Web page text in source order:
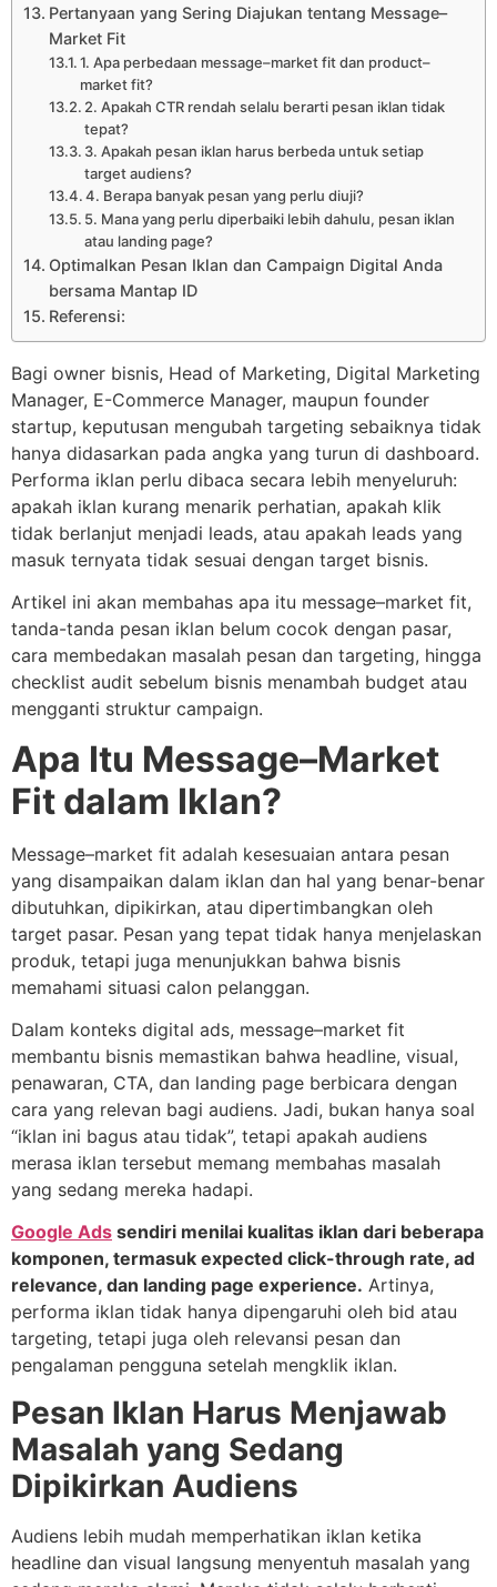
Pertanyaan yang Sering Diajukan tentang Message–
Market Fit
1. Apa perbedaan message–market fit dan product–
market fit?
2. Apakah CTR rendah selalu berarti pesan iklan tidak
tepat?
3. Apakah pesan iklan harus berbeda untuk setiap
target audiens?
4. Berapa banyak pesan yang perlu diuji?
5. Mana yang perlu diperbaiki lebih dahulu, pesan iklan
atau landing page?
Optimalkan Pesan Iklan dan Campaign Digital Anda
bersama Mantap ID
Referensi:
Bagi owner bisnis, Head of Marketing, Digital Marketing
Manager, E-Commerce Manager, maupun founder
startup, keputusan mengubah targeting sebaiknya tidak
hanya didasarkan pada angka yang turun di dashboard.
Performa iklan perlu dibaca secara lebih menyeluruh:
apakah iklan kurang menarik perhatian, apakah klik
tidak berlanjut menjadi leads, atau apakah leads yang
masuk ternyata tidak sesuai dengan target bisnis.
Artikel ini akan membahas apa itu message–market fit,
tanda-tanda pesan iklan belum cocok dengan pasar,
cara membedakan masalah pesan dan targeting, hingga
checklist audit sebelum bisnis menambah budget atau
mengganti struktur campaign.
Apa Itu Message–Market
Fit dalam Iklan?
Message–market fit adalah kesesuaian antara pesan
yang disampaikan dalam iklan dan hal yang benar-benar
dibutuhkan, dipikirkan, atau dipertimbangkan oleh
target pasar. Pesan yang tepat tidak hanya menjelaskan
produk, tetapi juga menunjukkan bahwa bisnis
memahami situasi calon pelanggan.
Dalam konteks digital ads, message–market fit
membantu bisnis memastikan bahwa headline, visual,
penawaran, CTA, dan landing page berbicara dengan
cara yang relevan bagi audiens. Jadi, bukan hanya soal
“iklan ini bagus atau tidak”, tetapi apakah audiens
merasa iklan tersebut memang membahas masalah
yang sedang mereka hadapi.
Google Ads sendiri menilai kualitas iklan dari beberapa
komponen, termasuk expected click-through rate, ad
relevance, dan landing page experience. Artinya,
performa iklan tidak hanya dipengaruhi oleh bid atau
targeting, tetapi juga oleh relevansi pesan dan
pengalaman pengguna setelah mengklik iklan.
Pesan Iklan Harus Menjawab
Masalah yang Sedang
Dipikirkan Audiens
Audiens lebih mudah memperhatikan iklan ketika
headline dan visual langsung menyentuh masalah yang